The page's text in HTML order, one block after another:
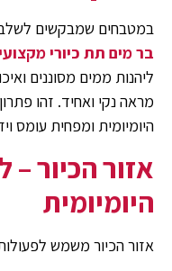
במטבחים שמבקשים לשלב
בר מים תת כיורי
ליהנות ממים מסוננים
מראה נקי ואחיד. זהו
היומיומית ומפחית עומס
אזור הכיור
היומיומית
אזור הכיור משמש